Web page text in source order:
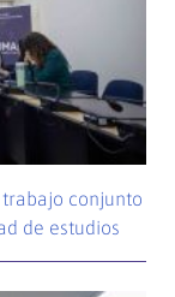
conjunto
de estudios